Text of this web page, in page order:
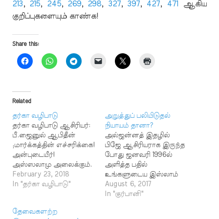
213, 215, 245, 269, 298, 327, 397, 427, 471 ஆகிய
குறிப்புகளையும் காண்க!
Share this:
Related
தர்கா வழிபாடு
தர்கா வழிபாடு ஆசிரியர்:
பீ.ஜைனுல் ஆபிதீன்
;மார்க்கத்தின் எச்சரிக்கை!
அன்புடையீர்!
அஸ்ஸலாமு அலைக்கும்.
இந்த இணைய தளத்தில்
உள்ளவைகளைப்
கொள்ளலாம். ஆனால்
February 23, 2018
In "தர்கா வழிபாடு"
அறுத்துப் பலியிடுதல்
நியாயம் தானா?
அல்ஜன்னத் இதழில்
பிஜே ஆசிரியராக இருந்த
போது ஜனவரி 1996ல்
அளித்த பதில்
உங்களுடைய இஸ்லாம்
மாக்கத்தின் சட்டங்கள்
எல்லாம் எனக்குப் பிடித்து
August 6, 2017
In "குர்பானி"
தேவைகளற்ற